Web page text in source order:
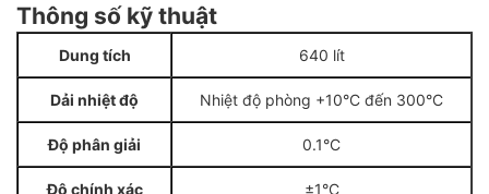
Thông số kỹ thuật
Dung tích 640 lít
Dải nhiệt độ Nhiệt độ phòng +10°C đến 300°C
Độ phân giải 0.1°C
Độ chính xác ±1°C